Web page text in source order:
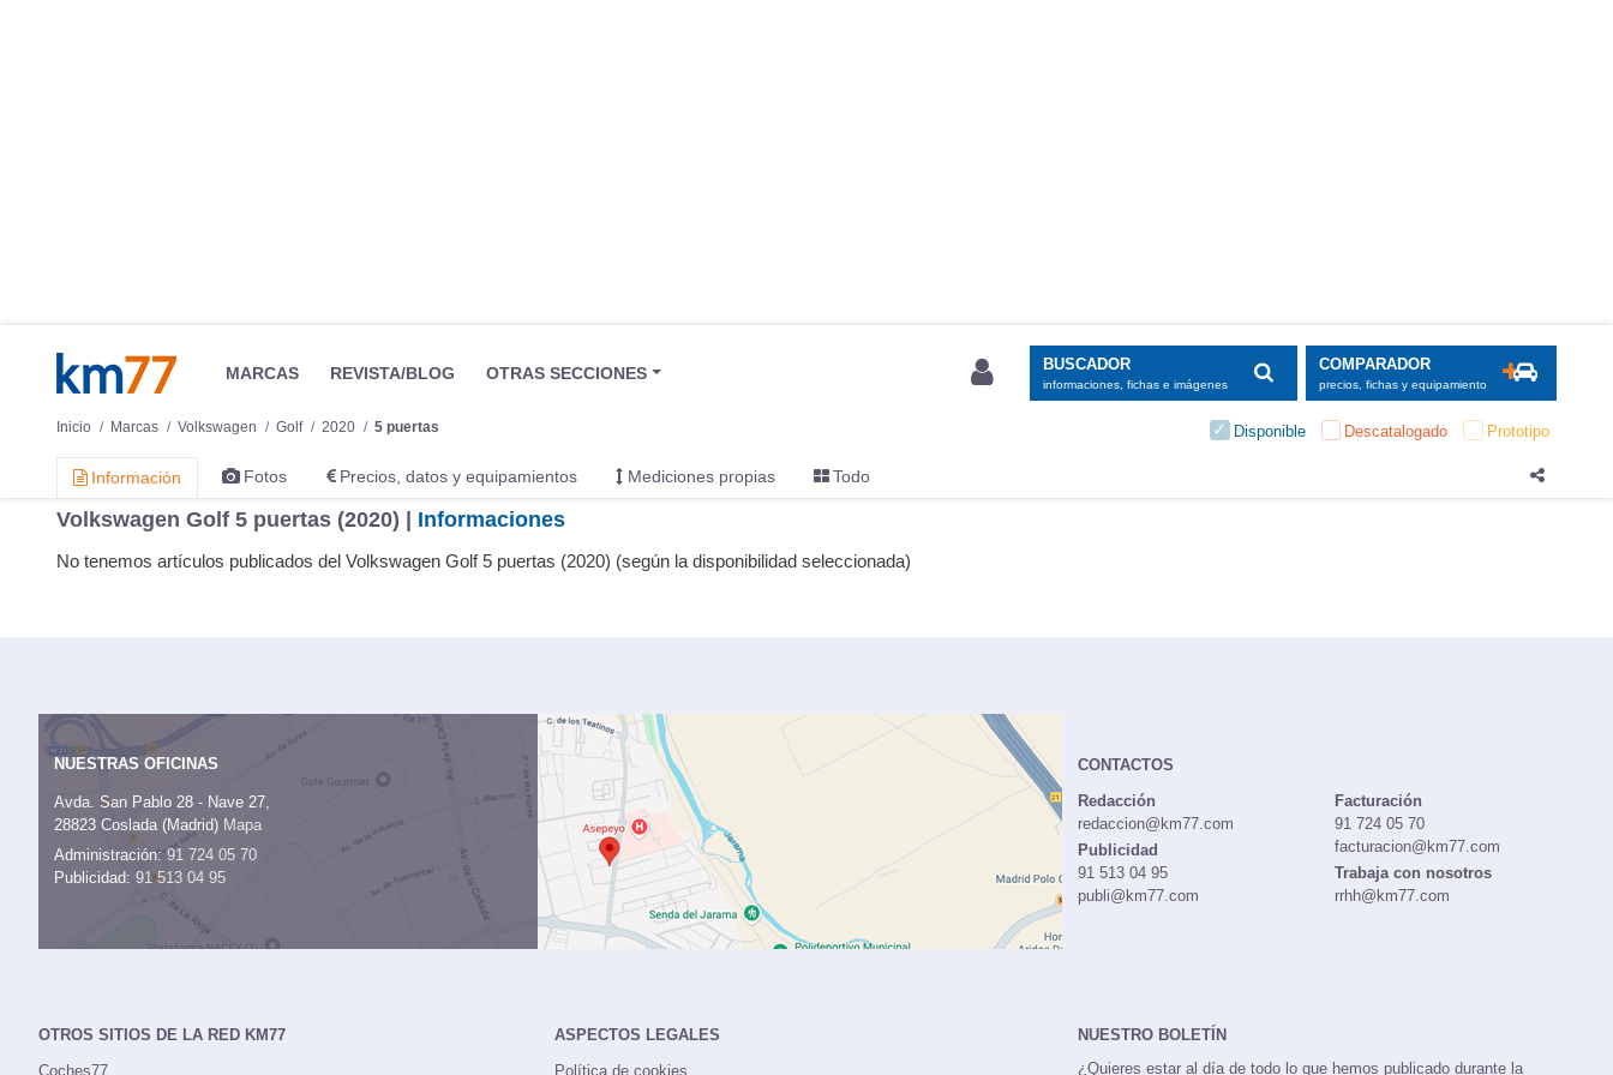
MARCAS REVISTA/BLOG OTRAS SECCIONES BUSCADOR
informaciones, fichas e imágenes
COMPARADOR
precios, fichas y equipamiento
Inicio Marcas Volkswagen Golf 2020 5 puertas Disponible Descatalogado Prototipo
Información Fotos Precios, datos y equipamientos Mediciones propias Todo
Volkswagen Golf 5 puertas (2020) | Informaciones
No tenemos artículos publicados del Volkswagen Golf 5 puertas (2020) (según la disponibilidad seleccionada)
NUESTRAS OFICINAS
Avda. San Pablo 28 - Nave 27,
28823 Coslada (Madrid) Mapa
Administración:91 724 05 70
Publicidad: 91 513 04 95
CONTACTOS
Redacción
redaccion@km77.com
Publicidad
91 513 04 95
publi@km77.com
Facturación
91 724 05 70
facturacion@km77.com
Trabaja con nosotros
rrhh@km77.com
OTROS SITIOS DE LA RED KM77
Coches77
ASPECTOS LEGALES
Política de cookies
NUESTRO BOLETÍN
¿Quieres estar al día de todo lo que hemos publicado durante la